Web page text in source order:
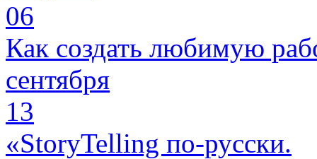
06
Как создать любимую
сентября
13
«StoryTelling по-русски.